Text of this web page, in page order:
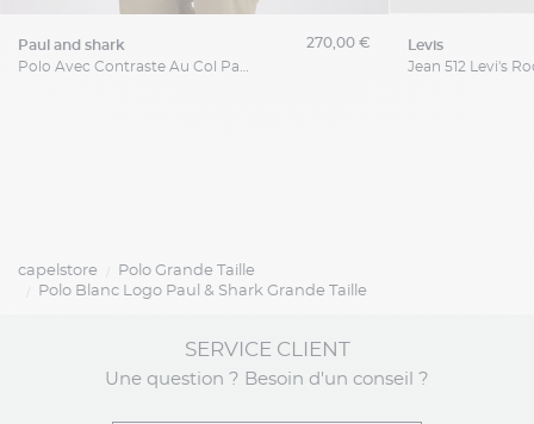
paul and shark
Polo Avec Contraste Au Col Paul & Shark Grande Taille
270,00 € levis
capelstore
Polo Grande Taille
Polo Blanc Logo Paul & Shark Grande Taille
SERVICE CLIENT
Une question ? Besoin d'un conseil ?